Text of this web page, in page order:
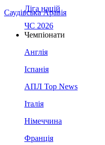
Саудівська Аравія
Ліга націй
ЧС 2026
Чемпіонати
Англія
Іспанія
АПЛ Top News
Італія
Німеччина
Франція